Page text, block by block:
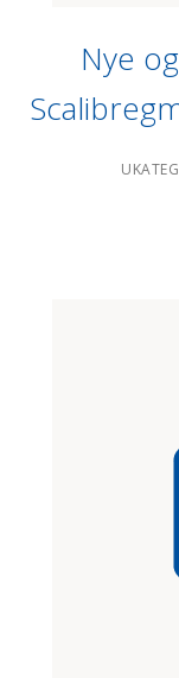
Nye